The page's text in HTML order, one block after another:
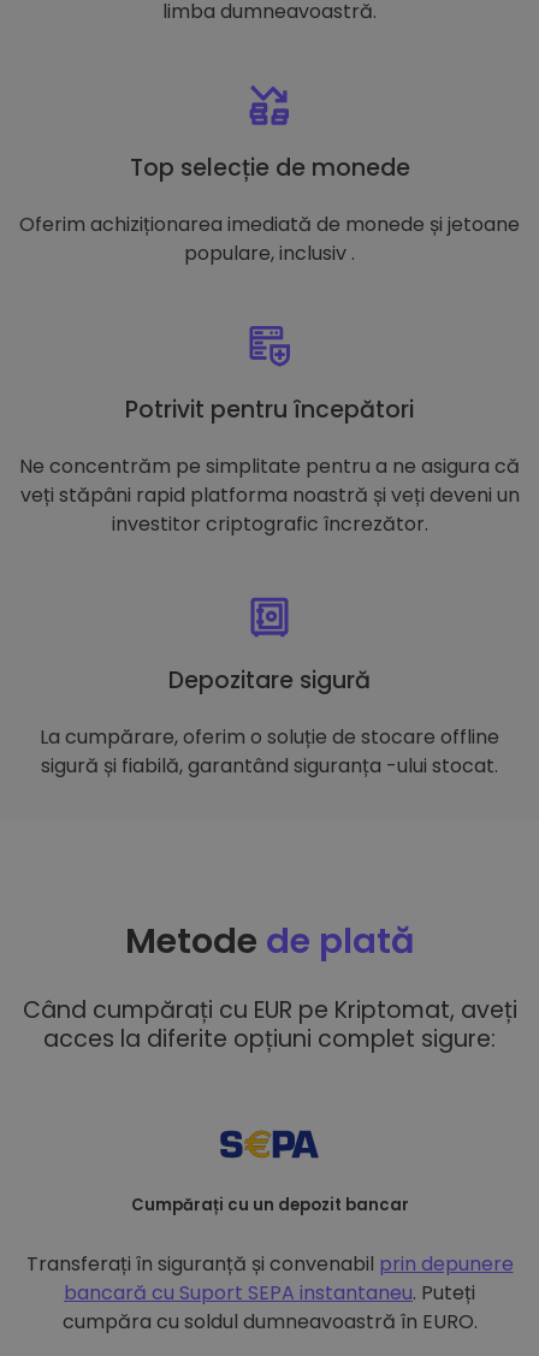
limba dumneavoastră.
Top selecție de monede
Oferim achiziționarea imediată de monede și jetoane
populare, inclusiv .
Potrivit pentru începători
Ne concentrăm pe simplitate pentru a ne asigura că
veți stăpâni rapid platforma noastră și veți deveni un
investitor criptografic încrezător.
Depozitare sigură
La cumpărare, oferim o soluție de stocare offline
sigură și fiabilă, garantând siguranța -ului stocat.
Metode de plată
Când cumpărați cu EUR pe Kriptomat, aveți
acces la diferite opțiuni complet sigure:
Cumpărați cu un depozit bancar
Transferați în siguranță și convenabil prin depunere
bancară cu Suport SEPA instantaneu. Puteți
cumpăra cu soldul dumneavoastră în EURO.